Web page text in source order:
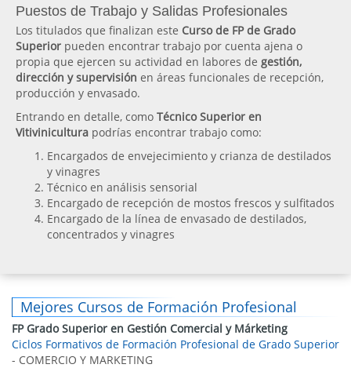
Puestos de Trabajo y Salidas Profesionales
Los titulados que finalizan este Curso de FP de Grado
Superior pueden encontrar trabajo por cuenta ajena o
propia que ejercen su actividad en labores de gestión,
dirección y supervisión en áreas funcionales de recepción,
producción y envasado.
Entrando en detalle, como Técnico Superior en
Vitivinicultura podrías encontrar trabajo como:
Encargados de envejecimiento y crianza de destilados
y vinagres
Técnico en análisis sensorial
Encargado de recepción de mostos frescos y sulfitados
Encargado de la línea de envasado de destilados,
concentrados y vinagres
Mejores Cursos de Formación Profesional
FP Grado Superior en Gestión Comercial y Márketing
Ciclos Formativos de Formación Profesional de Grado Superior
- COMERCIO Y MARKETING